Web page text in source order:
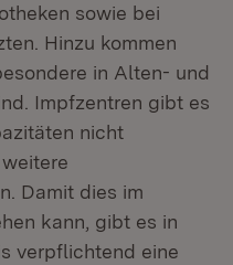
sowie bei
Hinzu kommen
in Alten- und
Impfzentren gibt es
nicht
Damit dies im
kann, gibt es in
verpflichtend eine